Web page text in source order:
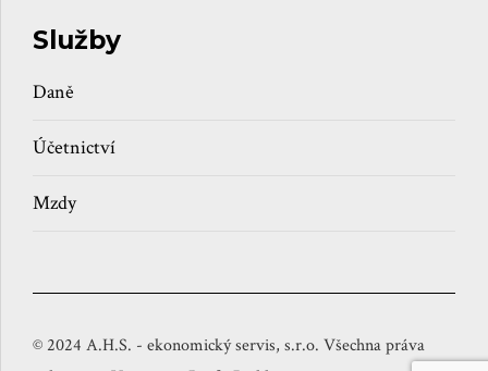
Služby
Daně
Účetnictví
Mzdy
© 2024 A.H.S. - ekonomický servis, s.r.o. Všechna práva